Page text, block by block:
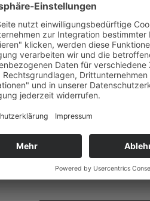
Sitzfleisch SET -
Radtrikot mit Hose, Cap
und T-Shirt
ZUM ONLINESHOP